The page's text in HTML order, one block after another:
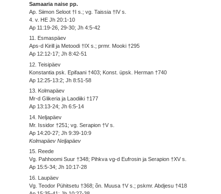
Samaaria naise pp.
Ap. Siimon Seloot †I s.; vg. Taissia †IV s.
4. v. HE Jh 20:1-10
Ap 11:19-26, 29-30; Jh 4:5-42
11. Esmaspäev
Aps-d Kirill ja Metoodi †IX s.; prmr. Mooki †295
Ap 12:12-17; Jh 8:42-51
12. Teisipäev
Konstantia psk. Epifaani †403; Konst. üpsk. Herman †740
Ap 12:25-13:2; Jh 8:51-58
13. Kolmapäev
Mr-d Glikeria ja Laodiiki †177
Ap 13:13-24; Jh 6:5-14
14. Neljapäev
Mr. Issidor †251; vg. Serapion †V s.
Ap 14:20-27; Jh 9:39-10:9
Kolmapäev Neljapäev
15. Reede
Vg. Pahhoomi Suur †348; Pihkva vg-d Eufrosin ja Serapion †XV s.
Ap 15:5-34; Jh 10:17-28
16. Laupäev
Vg. Teodor Pühitsetu †368; õn. Muusa †V s.; pskmr. Abdjesu †418